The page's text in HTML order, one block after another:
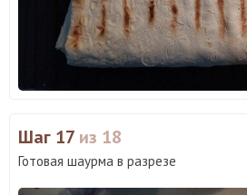
Шаг 17 из 18
Готовая шаурма в разрезе